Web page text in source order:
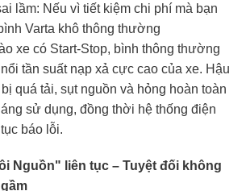
lầm: Nếu vì tiết kiệm chi phí mà bạn
Varta khô thông thường
xe có Start-Stop, bình thông thường
tần suất nạp xả cực cao của xe. Hậu
quá tải, sụt nguồn và hỏng hoàn toàn
sử dụng, đồng thời hệ thống điện
báo lỗi.
Nguồn" liên tục – Tuyệt đối không